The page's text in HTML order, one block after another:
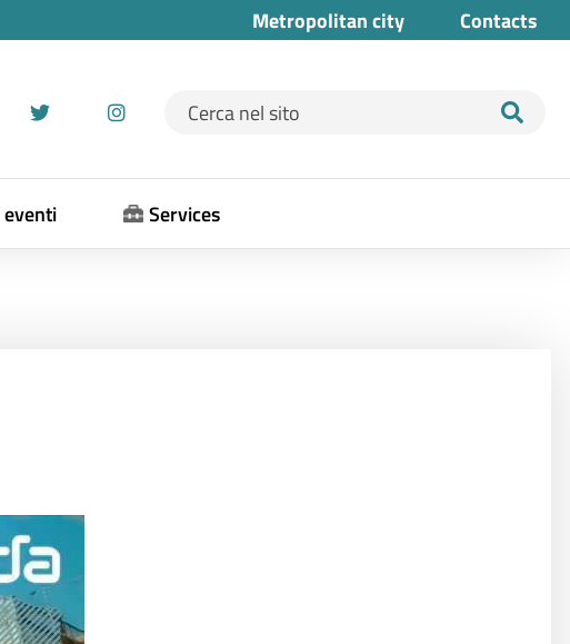
Metropolitan city Contacts
Ricerca per:
Services